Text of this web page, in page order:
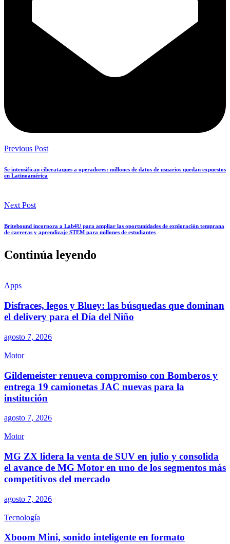
Previous Post
Se intensifican ciberataques a operadores: millones de datos de usuarios quedan expuestos
en Latinoamérica
Next Post
Britebound incorpora a Lab4U para ampliar las oportunidades de exploración temprana
de carreras y aprendizaje STEM para millones de estudiantes
Continúa leyendo
Apps
Disfraces, legos y Bluey: las búsquedas que dominan
el delivery para el Día del Niño
agosto 7, 2026
Motor
Gildemeister renueva compromiso con Bomberos y
entrega 19 camionetas JAC nuevas para la
institución
agosto 7, 2026
Motor
MG ZX lidera la venta de SUV en julio y consolida
el avance de MG Motor en uno de los segmentos más
competitivos del mercado
agosto 7, 2026
Tecnología
Xboom Mini, sonido inteligente en formato